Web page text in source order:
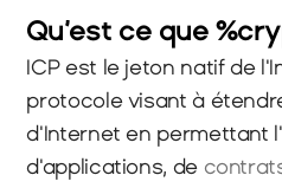
Qu’est ce que
​ICP est le jeton natif de
protocole visant à
d'Internet en permettant
d'applications, de